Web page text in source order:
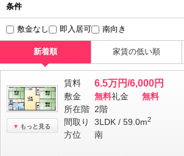
条件
敷金なし 即入居可 南向き
新着順 家賃の低い順
もっと見る
賃料 6.5万円/6,000円
敷金 無料礼金
無料
所在階 2階
間取り
3LDK / 59.0m2
方位 南